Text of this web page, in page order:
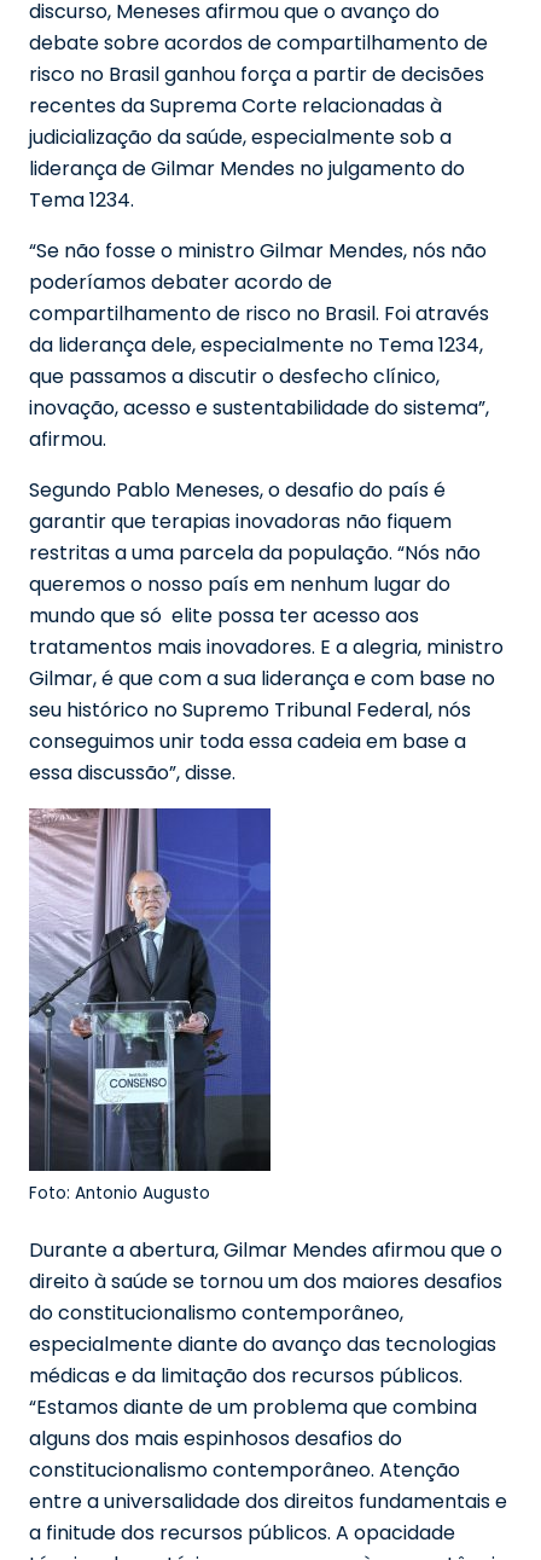
discurso, Meneses afirmou que o avanço do
debate sobre acordos de compartilhamento de
risco no Brasil ganhou força a partir de decisões
recentes da Suprema Corte relacionadas à
judicialização da saúde, especialmente sob a
liderança de Gilmar Mendes no julgamento do
Tema 1234.
“Se não fosse o ministro Gilmar Mendes, nós não
poderíamos debater acordo de
compartilhamento de risco no Brasil. Foi através
da liderança dele, especialmente no Tema 1234,
que passamos a discutir o desfecho clínico,
inovação, acesso e sustentabilidade do sistema”,
afirmou.
Segundo Pablo Meneses, o desafio do país é
garantir que terapias inovadoras não fiquem
restritas a uma parcela da população. “Nós não
queremos o nosso país em nenhum lugar do
mundo que só elite possa ter acesso aos
tratamentos mais inovadores. E a alegria, ministro
Gilmar, é que com a sua liderança e com base no
seu histórico no Supremo Tribunal Federal, nós
conseguimos unir toda essa cadeia em base a
essa discussão”, disse.
Foto: Antonio Augusto
Durante a abertura, Gilmar Mendes afirmou que o
direito à saúde se tornou um dos maiores desafios
do constitucionalismo contemporâneo,
especialmente diante do avanço das tecnologias
médicas e da limitação dos recursos públicos.
“Estamos diante de um problema que combina
alguns dos mais espinhosos desafios do
constitucionalismo contemporâneo. Atenção
entre a universalidade dos direitos fundamentais e
a finitude dos recursos públicos. A opacidade